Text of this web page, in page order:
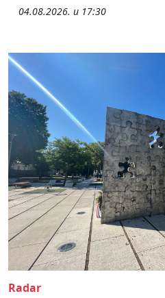
04.08.2026. u 17:30
Radar